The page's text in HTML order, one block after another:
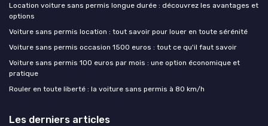
Location voiture sans permis longue durée : découvrez les avantages et
options
Voiture sans permis location : tout savoir pour louer en toute sérénité
Voiture sans permis occasion 1500 euros : tout ce qu'il faut savoir
Voiture sans permis 100 euros par mois : une option économique et
pratique
Rouler en toute liberté : la voiture sans permis à 80 km/h
Les derniers articles